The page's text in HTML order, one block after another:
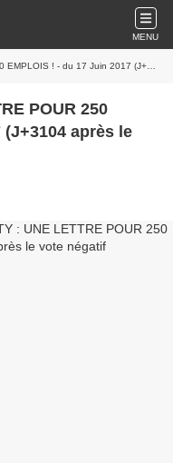
MENU
2017 (J+3104 après le vote négatif fondateur)
POUR 250
(J+3104 après le